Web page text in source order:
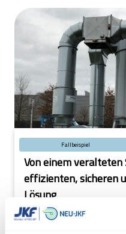
Fallbeispiel
Von einem
effizienten, sicheren
Lösung
Effiziente